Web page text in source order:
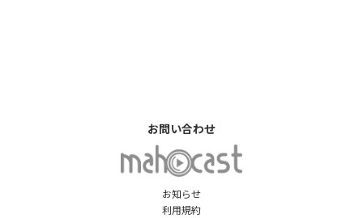
お知らせ
利用規約
お問い合わせ